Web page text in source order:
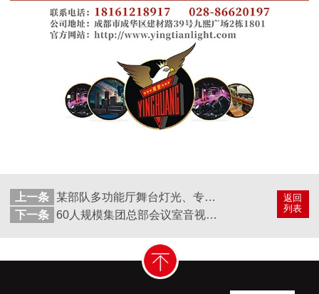
返回
列表
上一条
某部队多功能厅舞台灯光、专业音响及舞台幕布 成都鹰皇灯光音响工程项目
下一条
60人规模集团总部会议室音视频系统怎么设计？